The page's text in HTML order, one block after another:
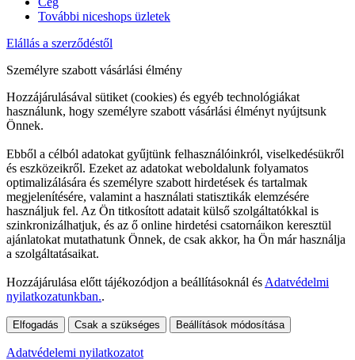
További niceshops üzletek
Elállás a szerződéstől
Személyre szabott vásárlási élmény
Hozzájárulásával sütiket (cookies) és egyéb technológiákat
használunk, hogy személyre szabott vásárlási élményt nyújtsunk
Önnek.
Ebből a célból adatokat gyűjtünk felhasználóinkról, viselkedésükről
és eszközeikről. Ezeket az adatokat weboldalunk folyamatos
optimalizálására és személyre szabott hirdetések és tartalmak
megjelenítésére, valamint a használati statisztikák elemzésére
használjuk fel. Az Ön titkosított adatait külső szolgáltatókkal is
szinkronizálhatjuk, és az ő online hirdetési csatornáikon keresztül
ajánlatokat mutathatunk Önnek, de csak akkor, ha Ön már használja
a szolgáltatásaikat.
Hozzájárulása előtt tájékozódjon a beállításoknál és Adatvédelmi
nyilatkozatunkban..
Elfogadás Csak a szükséges Beállítások módosítása
Adatvédelemi nyilatkozatot